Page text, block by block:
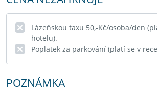
Lázeňskou taxu 50,-Kč/osoba/den
hotelu).
Poplatek za parkování (platí se v
POZNÁMKA